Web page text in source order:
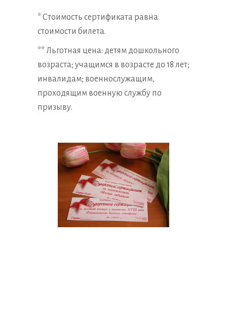
* Стоимость сертификата равна
стоимости билета.
** Льготная цена: детям дошкольного
возраста; учащимся в возрасте до 18 лет;
инвалидам; военнослужащим,
проходящим военную службу по
призыву.